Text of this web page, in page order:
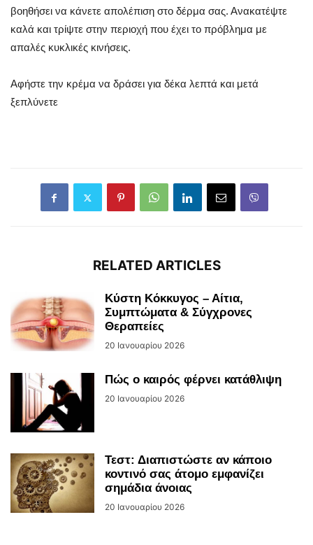
βοηθήσει να κάνετε απολέπιση στο δέρμα σας. Ανακατέψτε
καλά και τρίψτε στην περιοχή που έχει το πρόβλημα με
απαλές κυκλικές κινήσεις.
Αφήστε την κρέμα να δράσει για δέκα λεπτά και μετά
ξεπλύνετε
RELATED ARTICLES
Κύστη Κόκκυγος – Αίτια,
Συμπτώματα & Σύγχρονες
Θεραπείες
20 Ιανουαρίου 2026
Πώς ο καιρός φέρνει κατάθλιψη
20 Ιανουαρίου 2026
Τεστ: Διαπιστώστε αν κάποιο
κοντινό σας άτομο εμφανίζει
σημάδια άνοιας
20 Ιανουαρίου 2026